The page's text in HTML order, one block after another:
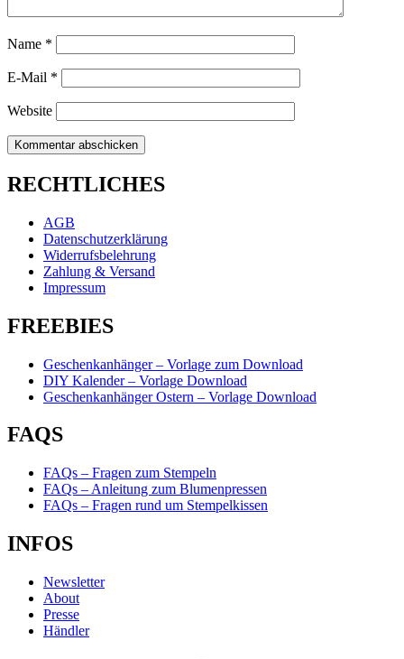
Name *
E-Mail *
Website
RECHTLICHES
AGB
Datenschutzerklärung
Widerrufsbelehrung
Zahlung & Versand
Impressum
FREEBIES
Geschenkanhänger – Vorlage zum Download
DIY Kalender – Vorlage Download
Geschenkanhänger Ostern – Vorlage Download
FAQS
FAQs – Fragen zum Stempeln
FAQs – Anleitung zum Blumenpressen
FAQs – Fragen rund um Stempelkissen
INFOS
Newsletter
About
Presse
Händler